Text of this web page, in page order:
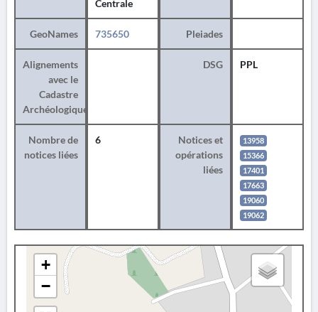
Centrale
GeoNames 735650 Pleiades
Alignements
avec le
Cadastre
Archéologique
DSG PPL
Nombre de
notices liées
6
Notices et
opérations
liées
13958
15366
17401
17663
19060
19062
+
−